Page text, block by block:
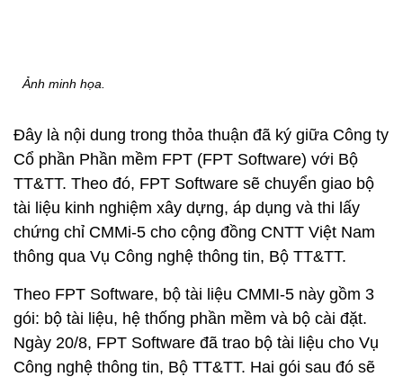
Ảnh minh họa.
Đây là nội dung trong thỏa thuận đã ký giữa Công ty
Cổ phần Phần mềm FPT (FPT Software) với Bộ
TT&TT. Theo đó, FPT Software sẽ chuyển giao bộ
tài liệu kinh nghiệm xây dựng, áp dụng và thi lấy
chứng chỉ CMMi-5 cho cộng đồng CNTT Việt Nam
thông qua Vụ Công nghệ thông tin, Bộ TT&TT.
Theo FPT Software, bộ tài liệu CMMI-5 này gồm 3
gói: bộ tài liệu, hệ thống phần mềm và bộ cài đặt.
Ngày 20/8, FPT Software đã trao bộ tài liệu cho Vụ
Công nghệ thông tin, Bộ TT&TT. Hai gói sau đó sẽ